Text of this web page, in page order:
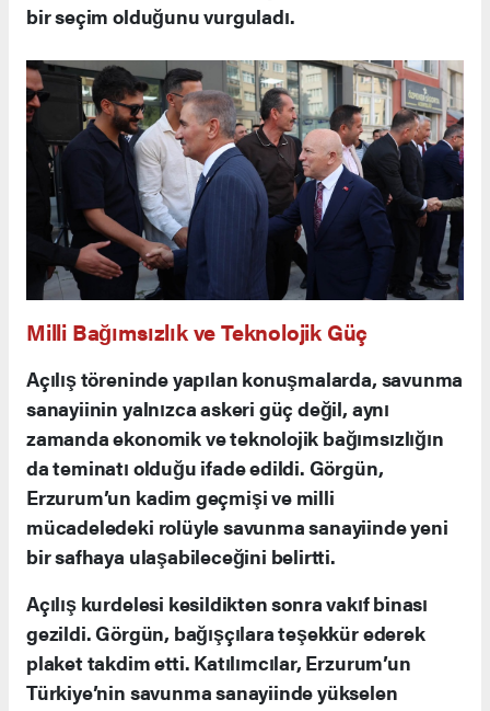
bir seçim olduğunu vurguladı.
Milli Bağımsızlık ve Teknolojik Güç
Açılış töreninde yapılan konuşmalarda, savunma
sanayiinin yalnızca askeri güç değil, aynı
zamanda ekonomik ve teknolojik bağımsızlığın
da teminatı olduğu ifade edildi. Görgün,
Erzurum’un kadim geçmişi ve milli
mücadeledeki rolüyle savunma sanayiinde yeni
bir safhaya ulaşabileceğini belirtti.
Açılış kurdelesi kesildikten sonra vakıf binası
gezildi. Görgün, bağışçılara teşekkür ederek
plaket takdim etti. Katılımcılar, Erzurum’un
Türkiye’nin savunma sanayiinde yükselen